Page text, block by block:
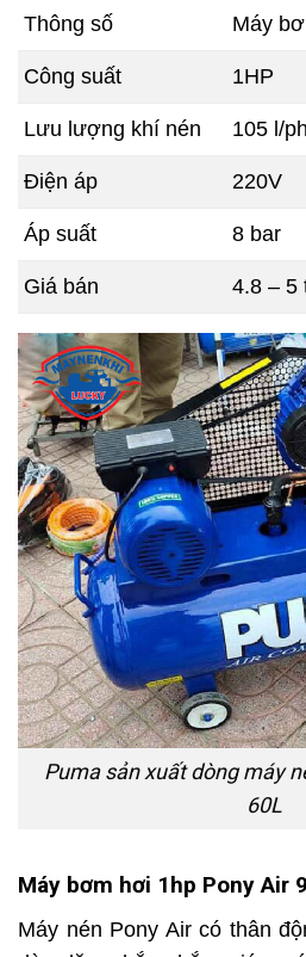
Thông số Máy
Công suất 1HP
Lưu lượng khí nén 105 l/
Điện áp 220V
Áp suất 8 bar
Giá bán 4.8 – 5
Puma sản xuất dòng máy
60L
Máy bơm hơi 1hp Pony Air
Máy nén Pony Air có thân